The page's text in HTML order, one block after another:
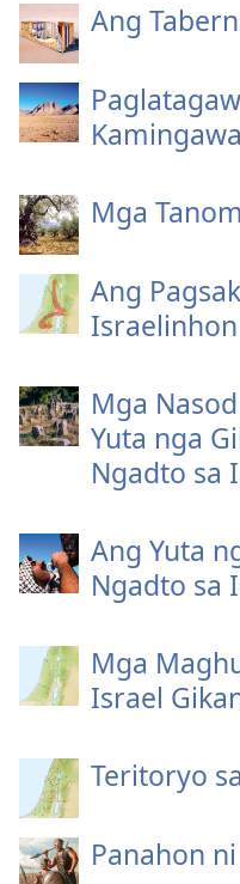
Ang
Mga
Ang
Mga
Yuta nga
Ngadto sa
Ang Yuta
Ngadto sa
Mga
Israel
Teritoryo
Panahon